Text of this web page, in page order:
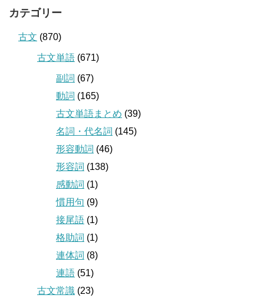
カテゴリー
古文 (870)
古文単語 (671)
副詞 (67)
動詞 (165)
古文単語まとめ (39)
名詞・代名詞 (145)
形容動詞 (46)
形容詞 (138)
感動詞 (1)
慣用句 (9)
接尾語 (1)
格助詞 (1)
連体詞 (8)
連語 (51)
古文常識 (23)